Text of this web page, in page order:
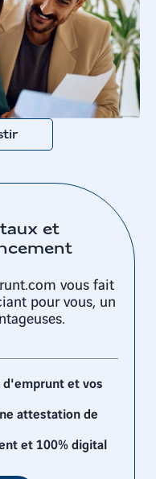
et
vous fait
pour vous, un
et vos
attestation de
et 100% digital